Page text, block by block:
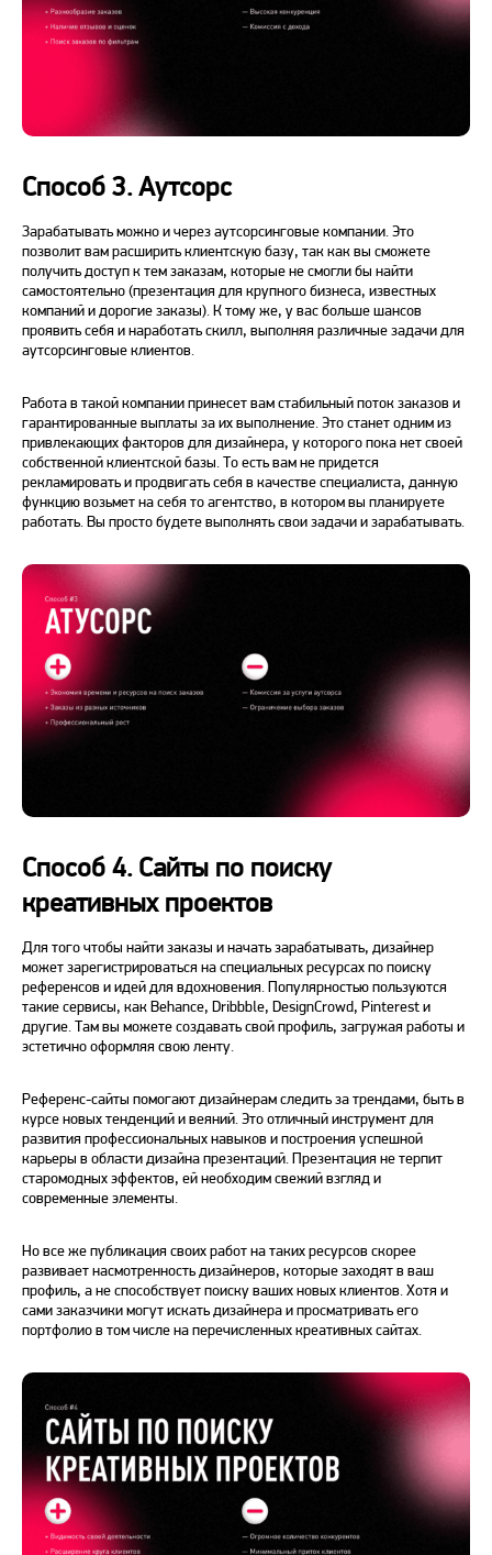
Способ 3. Аутсорс
Зарабатыватьможно и через аутсорсинговые компании. Это
позволит вам расширить клиентскую базу, так как вы сможете
получить доступ к темзаказам, которыене смогли бы найти
самостоятельно (презентация для крупного бизнеса, известных
компаний и дорогиезаказы). К тому же, у вас больше шансов
проявить себя и наработать скилл, выполняя различные задачи для
аутсорсинговые клиентов.
Работа в такой компании принесет вам стабильный потокзаказов и
гарантированные выплаты за их выполнение. Это станет одним из
привлекающих факторов для дизайнера, укоторогопока нет своей
собственной клиентской базы. То есть вам не придется
рекламировать и продвигать себя в качестве специалиста, данную
функцию возьмет на себя то агентство, в которомвы планируете
работать. Вы просто будете выполнять свои задачи изарабатывать.
Способ 4. Сайты по поиску
креативных проектов
Для того чтобы найти заказы и начать зарабатывать, дизайнер
может зарегистрироваться на специальных ресурсах по поиску
референсов и идей для вдохновения. Популярностью пользуются
такие сервисы, как Behance, Dribbble, DesignCrowd, Pinterest и
другие. Там вы можете создавать свой профиль, загружая работы и
эстетично оформляя свою ленту.
Референс-сайты помогают дизайнерам следить за трендами, быть в
курсе новых тенденций и веяний. Это отличный инструмент для
развития профессиональных навыков и построения успешной
карьеры в области дизайна презентаций. Презентация не терпит
старомодных эффектов, ей необходим свежий взгляд и
современные элементы.
Но все же публикация своих работ на таких ресурсов скорее
развивает насмотренность дизайнеров, которые заходят в ваш
профиль, а не способствует поиску ваших новых клиентов. Хотя и
сами заказчики могут искать дизайнера и просматривать его
портфолио в том числе на перечисленных креативных сайтах.